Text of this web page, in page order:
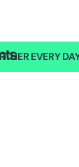
EVERY